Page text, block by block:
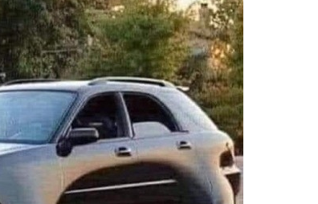
Tilley Herren-Hut, Khaki, 7 3/...